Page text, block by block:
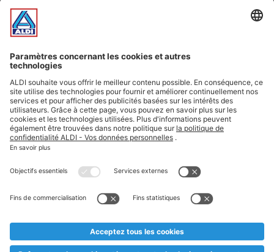
Offres
Infos essentielles
Suivez ALDI Belgique
Textes marqués d'un astérisque et mentions légales
* Nous vendons ces articles temporairement et jusqu'à
au cas où, malgré le planning bien étudié, nous serions
prématurément en rupture de stock. Prix Recupel et TVA incl.
** Sur ce site, l’utilisation de la forme masculine a été adoptée